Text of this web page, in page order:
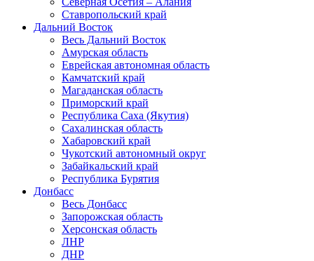
Ставропольский край
Дальний Восток
Весь Дальний Восток
Амурская область
Еврейская автономная область
Камчатский край
Магаданская область
Приморский край
Республика Саха (Якутия)
Сахалинская область
Хабаровский край
Чукотский автономный округ
Забайкальский край
Республика Бурятия
Донбасс
Весь Донбасс
Запорожская область
Херсонская область
ЛНР
ДНР